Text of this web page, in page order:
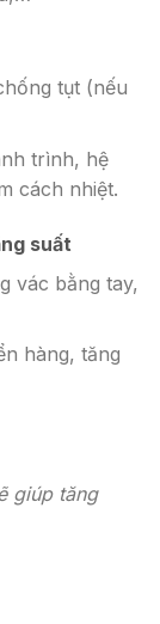
tụt (nếu
trình, hệ
cách nhiệt.
suất
vác bằng tay,
hàng, tăng
giúp tăng